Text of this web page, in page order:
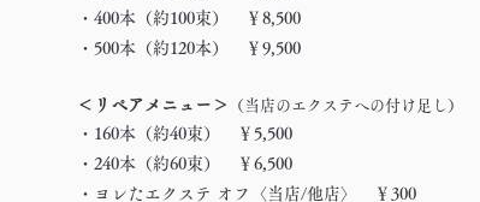
・400本（約100束） ￥8,500
・500本（約120本） ￥9,500
＜リペアメニュー＞ （当店のエクステへの付け足し）
・160本（約40束） ￥5,500
・240本（約60束） ￥6,500
・ヨレたエクステ オフ〈当店/他店〉 ￥300